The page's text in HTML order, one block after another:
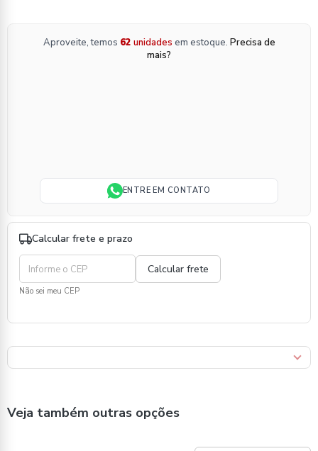
Aproveite, temos 62 unidades em estoque. Precisa de
mais?
ENTRE EM CONTATO
Calcular frete e prazo
Não sei meu CEP
Veja também outras opções